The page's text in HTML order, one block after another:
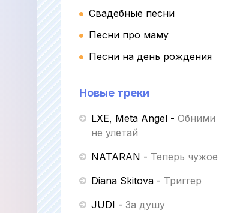
Свадебные песни
Песни про маму
Песни на день рождения
Новые треки
LXE, Meta Angel - Обними
не улетай
NATARAN - Теперь чужое
Diana Skitova - Триггер
JUDI - За душу